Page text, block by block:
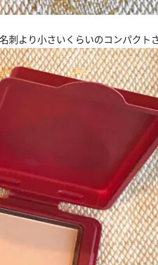
刺より小さいくらいのコンパクト